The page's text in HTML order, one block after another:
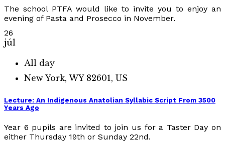
The school PTFA would like to invite you to enjoy an
evening of Pasta and Prosecco in November.
26
júl
All day
New York, WY 82601, US
Lecture: An Indigenous Anatolian Syllabic Script From 3500
Years Ago
Year 6 pupils are invited to join us for a Taster Day on
either Thursday 19th or Sunday 22nd.